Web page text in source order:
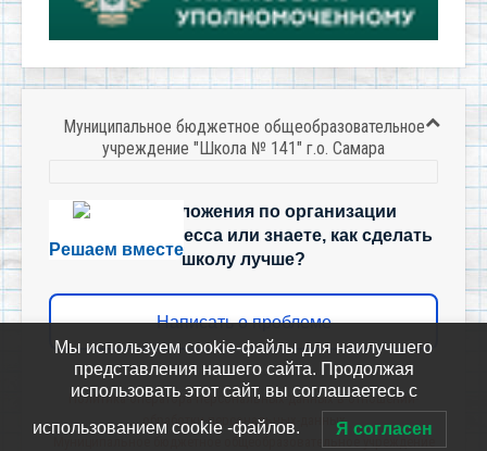
Муниципальное бюджетное общеобразовательное
учреждение "Школа № 141" г.о. Самара
Решаем вместе
Есть предложения по организации
учебного процесса или знаете, как сделать
школу лучше?
Написать о проблеме
Политика-оператора-персональных-данных-в-отношении-
обработки-персональных-данных
Муниципальное бюджетное общеобразовательное учреждение
Мы используем cookie-файлы для наилучшего
представления нашего сайта. Продолжая
использовать этот сайт, вы соглашаетесь с
использованием cookie -файлов. Я согласен